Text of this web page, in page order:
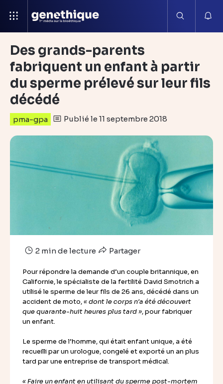
Des grands-parents
fabriquent un enfant à partir
du sperme prélevé sur leur fils
décédé
pma-gpa Publié le 11 septembre 2018
2 min de lecture Partager
Pour répondre la demande d’un couple britannique, en
Californie, le spécialiste de la fertilité David Smotrich a
utilisé le sperme de leur fils de 26 ans, décédé dans un
accident de moto,« dont le corps n’a été découvert
que quarante-huit heures plus tard », pour fabriquer
un enfant.
Le sperme de l’homme, qui était enfant unique, a été
recueilli par un urologue, congelé et exporté un an plus
tard par une entreprise de transport médical.
« Faire un enfant en utilisant du sperme post-mortem